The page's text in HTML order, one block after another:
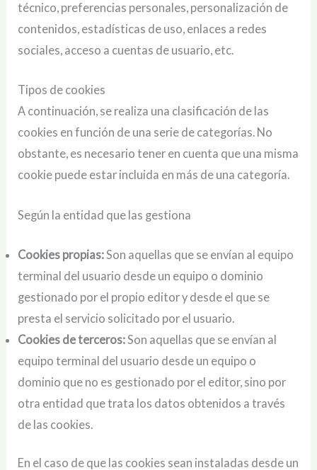
técnico, preferencias personales, personalización de
contenidos, estadísticas de uso, enlaces a redes
sociales, acceso a cuentas de usuario, etc.
Tipos de cookies
A continuación, se realiza una clasificación de las
cookies en función de una serie de categorías. No
obstante, es necesario tener en cuenta que una misma
cookie puede estar incluida en más de una categoría.
Según la entidad que las gestiona
Cookies propias:Son aquellas que se envían al equipo
terminal del usuario desde un equipo o dominio
gestionado por el propio editor y desde el que se
presta el servicio solicitado por el usuario.
Cookies de terceros:Son aquellas que se envían al
equipo terminal del usuario desde un equipo o
dominio que no es gestionado por el editor, sino por
otra entidad que trata los datos obtenidos a través
de las cookies.
En el caso de que las cookies sean instaladas desde un